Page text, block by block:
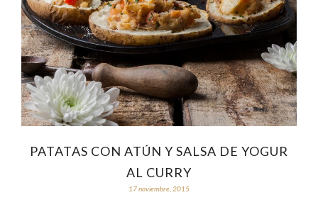
PATATAS CON ATÚN Y SALSA DE YOGUR
AL CURRY
17 noviembre, 2015